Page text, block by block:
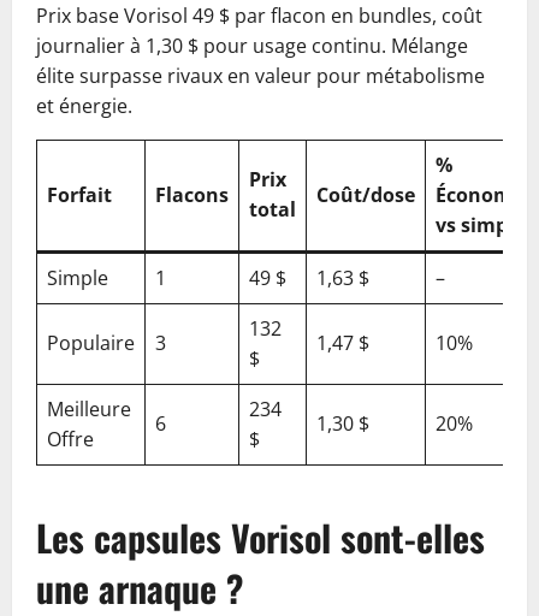
Prix base Vorisol 49 $ par flacon en bundles, coût
journalier à 1,30 $ pour usage continu. Mélange
élite surpasse rivaux en valeur pour métabolisme
et énergie.
Forfait Flacons
Prix
total
Coût/dose
%
Économie
vs simple
Simple
1 49 $ 1,63 $ –
Populaire 3
132
$
1,47 $ 10%
Meilleure
Offre
6
234
$
1,30 $ 20%
Les capsules Vorisol sont-elles
une arnaque ?